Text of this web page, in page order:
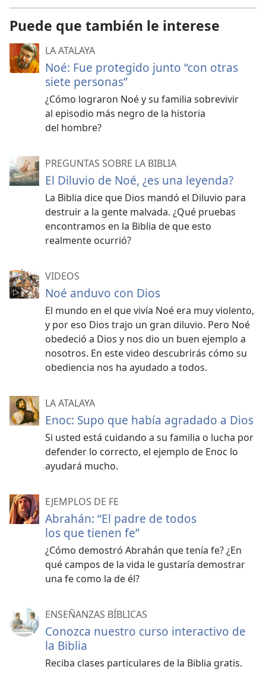
Puede que también le interese
LA ATALAYA
Noé: Fue protegido junto “con otras
siete personas”
¿Cómo lograron Noé y su familia sobrevivir
al episodio más negro de la historia
del hombre?
PREGUNTAS SOBRE LA BIBLIA
El Diluvio de Noé, ¿es una leyenda?
La Biblia dice que Dios mandó el Diluvio para
destruir a la gente malvada. ¿Qué pruebas
encontramos en la Biblia de que esto
realmente ocurrió?
VIDEOS
Noé anduvo con Dios
El mundo en el que vivía Noé era muy violento,
y por eso Dios trajo un gran diluvio. Pero Noé
obedeció a Dios y nos dio un buen ejemplo a
nosotros. En este video descubrirás cómo su
obediencia nos ha ayudado a todos.
LA ATALAYA
Enoc: Supo que había agradado a Dios
Si usted está cuidando a su familia o lucha por
defender lo correcto, el ejemplo de Enoc lo
ayudará mucho.
EJEMPLOS DE FE
Abrahán: “El padre de todos
los que tienen fe”
¿Cómo demostró Abrahán que tenía fe? ¿En
qué campos de la vida le gustaría demostrar
una fe como la de él?
ENSEÑANZAS BÍBLICAS
Conozca nuestro curso interactivo de
la Biblia
Reciba clases particulares de la Biblia gratis.